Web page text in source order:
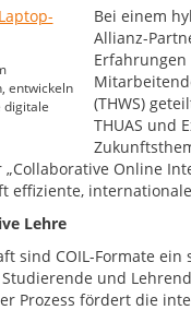
entwickeln
digitale
Bei einem
Allianz-
(THWS)
THUAS und
Online
effiziente,
Lehre
sind COIL-Formate
und
Prozess fördert die